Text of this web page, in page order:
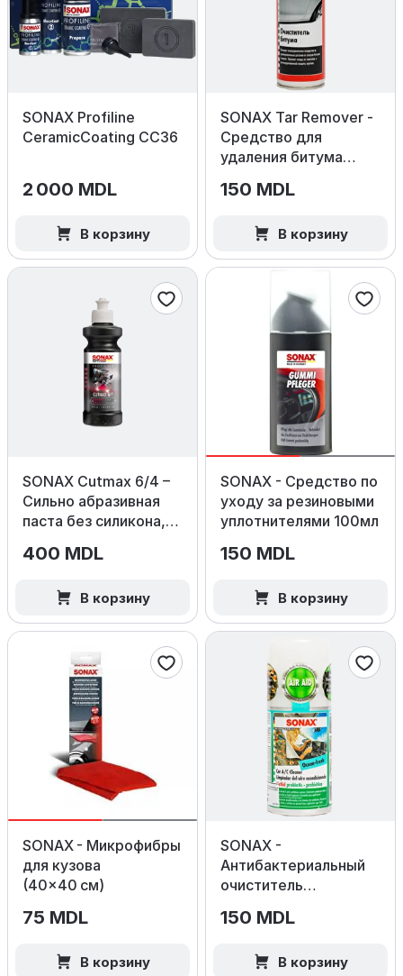
SONAX Profiline
CeramicCoating CC36
2 000 MDL
В корзину
SONAX Tar Remover -
Средство для
удаления битума
150 MDL
В корзину
SONAX Cutmax 6/4 –
Сильно абразивная
паста без силикона,
400 MDL
В корзину
SONAX - Средство по
уходу за резиновыми
уплотнителями 100мл
150 MDL
В корзину
SONAX - Микрофибры
для кузова
(40×40 см)
75 MDL
В корзину
SONAX -
Антибактериальный
очиститель
Fresh
150 MDL
В корзину